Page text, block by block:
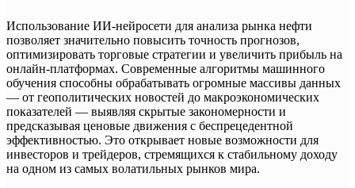
Использование ИИ-нейросети для анализа рынка нефти
позволяет значительно повысить точность прогнозов,
оптимизировать торговые стратегии и увеличить прибыль на
онлайн-платформах. Современные алгоритмы машинного
обучения способны обрабатывать огромные массивы данных
— от геополитических новостей до макроэкономических
показателей — выявляя скрытые закономерности и
предсказывая ценовые движения с беспрецедентной
эффективностью. Это открывает новые возможности для
инвесторов и трейдеров, стремящихся к стабильному доходу
на одном из самых волатильных рынков мира.